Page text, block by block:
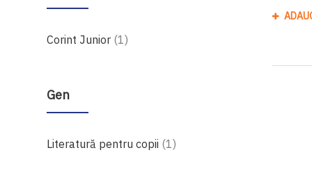
Corint Junior 1produs
Gen
Literatură pentru copii 1produs